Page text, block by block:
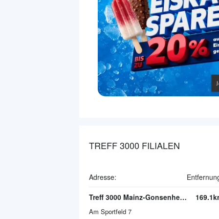
TREFF 3000 FILIALEN
Adresse:
Treff 3000 Mainz-Gonsenheim
Am Sportfeld 7